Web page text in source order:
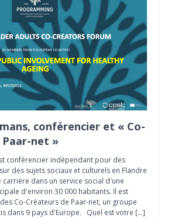
conférencier et « Co-
net »
conférencier indépendant pour des
des sujets sociaux et culturels en Flandre
carrière dans un service social d'une
d'environ 30 000 habitants. Il est
Co-Créateurs de Paar-net, un groupe
dans 9 pays d'Europe. Quel est votre […]